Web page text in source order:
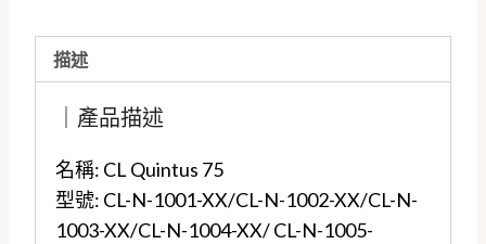
描述
｜產品描述
名稱: CL Quintus 75
型號: CL-N-1001-XX/CL-N-1002-XX/CL-N-
1003-XX/CL-N-1004-XX/ CL-N-1005-